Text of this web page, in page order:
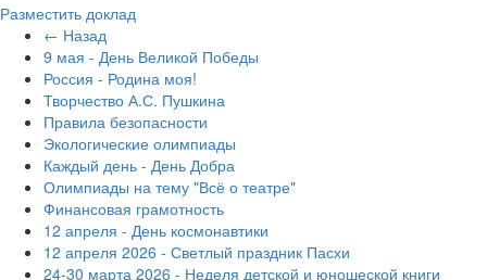
Разместить доклад
← Назад
9 мая - День Великой Победы
Россия - Родина моя!
Творчество А.С. Пушкина
Правила безопасности
Экологические олимпиады
Каждый день - День Добра
Олимпиады на тему "Всё о театре"
Финансовая грамотность
12 апреля - День космонавтики
12 апреля 2026 - Светлый праздник Пасхи
24-30 марта 2026 - Неделя детской и юношеской книги